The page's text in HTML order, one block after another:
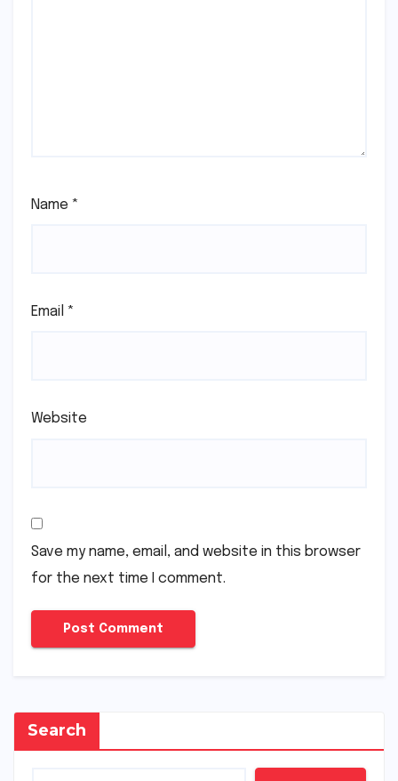
Name *
Email *
Website
Save my name, email, and website in this browser
for the next time I comment.
Search